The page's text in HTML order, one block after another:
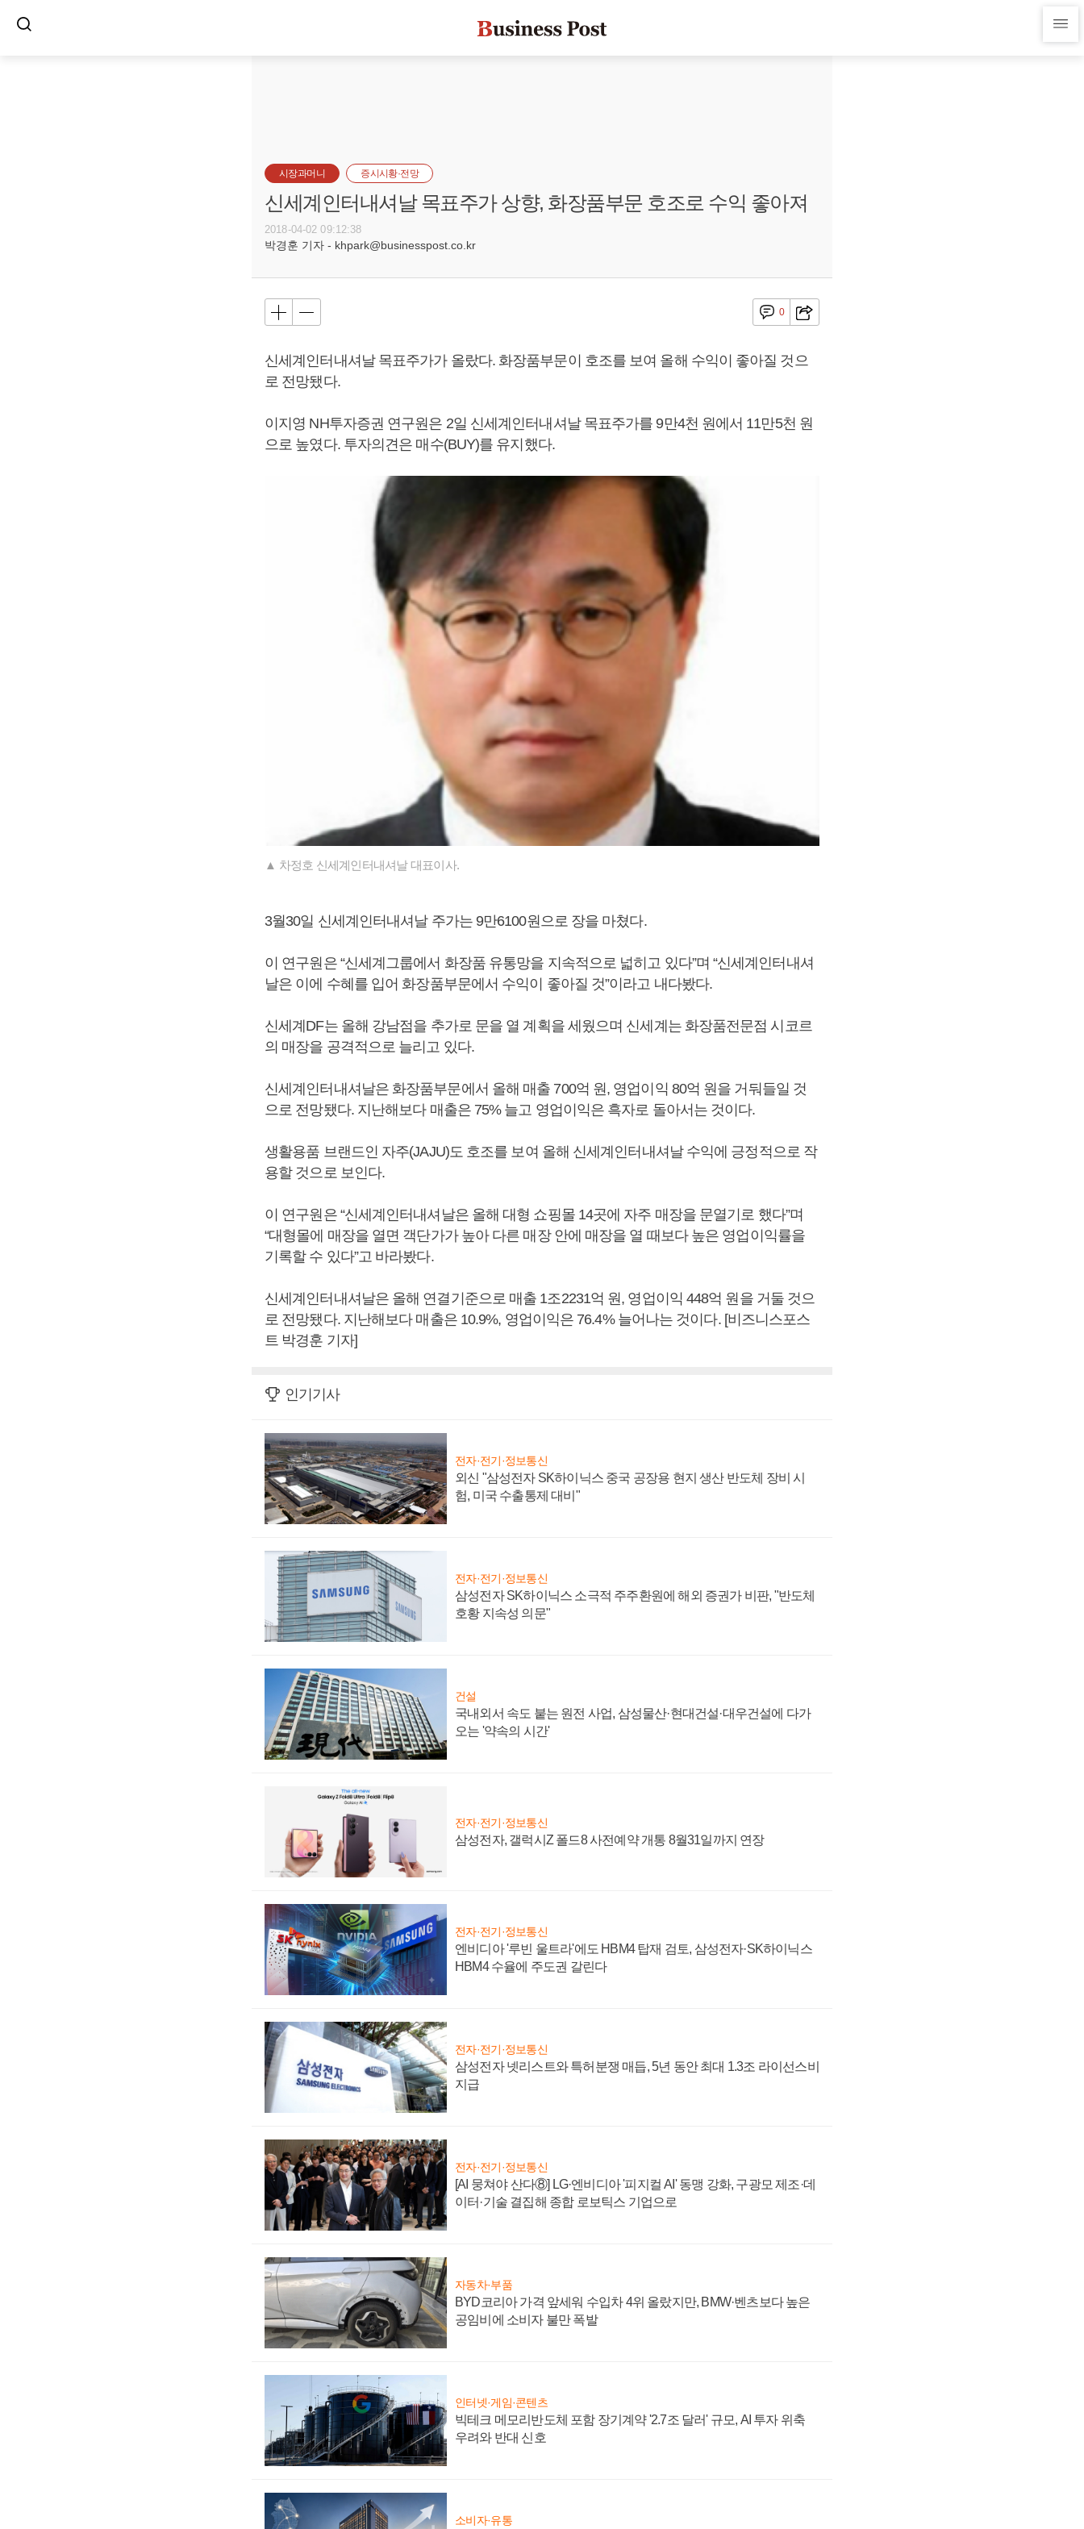
시장과머니 증시시황·전망
신세계인터내셔날 목표주가 상향, 화장품부문 호조로 수익 좋아져
2018-04-02 09:12:38
박경훈 기자 - khpark@businesspost.co.kr
0
신세계인터내셔날 목표주가가 올랐다. 화장품부문이 호조를 보여 올해 수익이 좋아질 것으
로 전망됐다.
이지영 NH투자증권 연구원은 2일 신세계인터내셔날 목표주가를 9만4천 원에서 11만5천 원
으로 높였다. 투자의견은 매수(BUY)를 유지했다.
▲ 차정호 신세계인터내셔날 대표이사.
3월30일 신세계인터내셔날 주가는 9만6100원으로 장을 마쳤다.
이 연구원은 “신세계그룹에서 화장품 유통망을 지속적으로 넓히고 있다”며 “신세계인터내셔
날은 이에 수혜를 입어 화장품부문에서 수익이 좋아질 것”이라고 내다봤다.
신세계DF는 올해 강남점을 추가로 문을 열 계획을 세웠으며 신세계는 화장품전문점 시코르
의 매장을 공격적으로 늘리고 있다.
신세계인터내셔날은 화장품부문에서 올해 매출 700억 원, 영업이익 80억 원을 거둬들일 것
으로 전망됐다. 지난해보다 매출은 75% 늘고 영업이익은 흑자로 돌아서는 것이다.
생활용품 브랜드인 자주(JAJU)도 호조를 보여 올해 신세계인터내셔날 수익에 긍정적으로 작
용할 것으로 보인다.
이 연구원은 “신세계인터내셔날은 올해 대형 쇼핑몰 14곳에 자주 매장을 문열기로 했다”며
“대형몰에 매장을 열면 객단가가 높아 다른 매장 안에 매장을 열 때보다 높은 영업이익률을
기록할 수 있다”고 바라봤다.
신세계인터내셔날은 올해 연결기준으로 매출 1조2231억 원, 영업이익 448억 원을 거둘 것으
로 전망됐다. 지난해보다 매출은 10.9%, 영업이익은 76.4% 늘어나는 것이다. [비즈니스포스
트 박경훈 기자]
인기기사
전자·전기·정보통신
외신 "삼성전자 SK하이닉스 중국 공장용 현지 생산 반도체 장비 시
험, 미국 수출통제 대비"
전자·전기·정보통신
삼성전자 SK하이닉스 소극적 주주환원에 해외 증권가 비판, "반도체
호황 지속성 의문"
건설
국내외서 속도 붙는 원전 사업, 삼성물산·현대건설·대우건설에 다가
오는 '약속의 시간'
전자·전기·정보통신
삼성전자, 갤럭시Z 폴드8 사전예약 개통 8월31일까지 연장
전자·전기·정보통신
엔비디아 '루빈 울트라'에도 HBM4 탑재 검토, 삼성전자·SK하이닉스
HBM4 수율에 주도권 갈린다
전자·전기·정보통신
삼성전자 넷리스트와 특허분쟁 매듭, 5년 동안 최대 1.3조 라이선스비
지급
전자·전기·정보통신
[AI 뭉쳐야 산다⑧] LG·엔비디아 '피지컬 AI' 동맹 강화, 구광모 제조·데
이터·기술 결집해 종합 로보틱스 기업으로
자동차·부품
BYD코리아 가격 앞세워 수입차 4위 올랐지만, BMW·벤츠보다 높은
공임비에 소비자 불만 폭발
인터넷·게임·콘텐츠
빅테크 메모리반도체 포함 장기계약 '2.7조 달러' 규모, AI 투자 위축
우려와 반대 신호
소비자·유통